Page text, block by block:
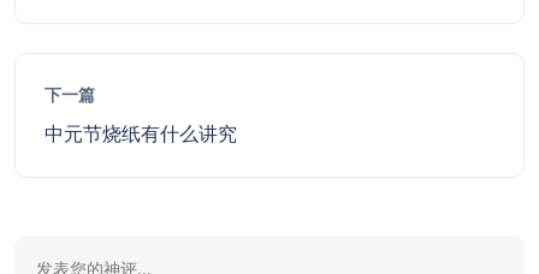
下一篇
中元节烧纸有什么讲究